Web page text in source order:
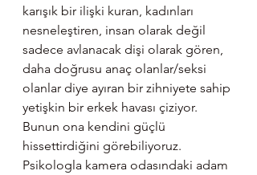
karışık bir ilişki kuran, kadınları
nesneleştiren, insan olarak değil
sadece avlanacak dişi olarak gören,
daha doğrusu anaç olanlar/seksi
olanlar diye ayıran bir zihniyete sahip
yetişkin bir erkek havası çiziyor.
Bunun ona kendini güçlü
hissettirdiğini görebiliyoruz.
Psikologla kamera odasındaki adam